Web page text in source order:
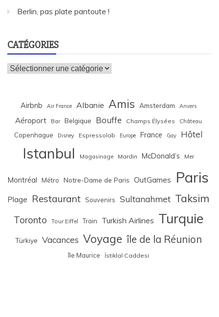
Berlin, pas plate pantoute !
CATÉGORIES
Catégories
Airbnb Air France Albanie Amis Amsterdam Anvers
Aéroport Bar Belgique Bouffe Champs Élysées Château
Copenhague Disney Espressolab Europe France Gay Hôtel
Istanbul Magasinage Mardin McDonald’s Mer
Montréal Métro Notre-Dame de Paris OutGames Paris
Plage Restaurant Souvenirs Sultanahmet Taksim
Toronto Tour Eiffel Train Turkish Airlines Turquie
Türkiye Vacances Voyage île de la Réunion
île Maurice İstiklal Caddesi